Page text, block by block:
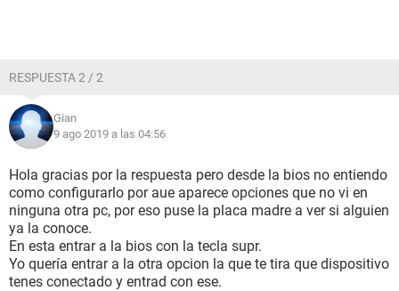
RESPUESTA 2 / 2
Gian
9 ago 2019 a las 04:56
Hola gracias por la respuesta pero desde la bios no entiendo
como configurarlo por aue aparece opciones que no vi en
ninguna otra pc, por eso puse la placa madre a ver si alguien
ya la conoce.
En esta entrar a la bios con la tecla supr.
Yo quería entrar a la otra opcion la que te tira que dispositivo
tenes conectado y entrad con ese.